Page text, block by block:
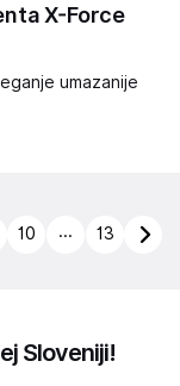
X-Force
umazanije
10 ... 13
Sloveniji!